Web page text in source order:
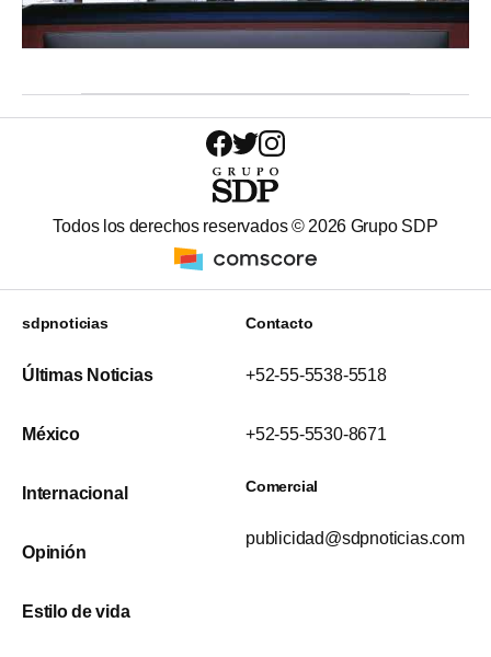
Todos los derechos reservados © 2026 Grupo SDP
sdpnoticias
Últimas Noticias
México
Internacional
Opinión
Estilo de vida
Contacto
+52-55-5538-5518
+52-55-5530-8671
Comercial
publicidad@sdpnoticias.com